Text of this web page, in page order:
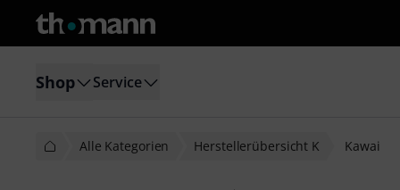
Shop Service
Alle Kategorien Herstellerübersicht K Kawai